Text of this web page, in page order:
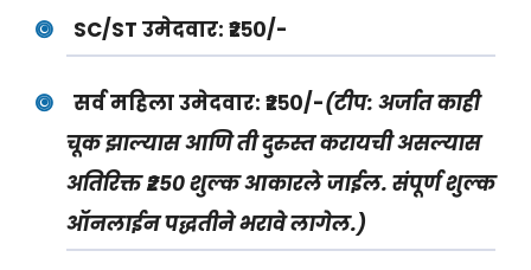
SC/ST उमेदवार: ₹२५०/-
सर्व महिला उमेदवार: ₹२५०/-(टीप: अर्जात काही
चूक झाल्यास आणि ती दुरुस्त करायची असल्यास
अतिरिक्त ₹२५० शुल्क आकारले जाईल. संपूर्ण शुल्क
ऑनलाईन पद्धतीने भरावे लागेल.)